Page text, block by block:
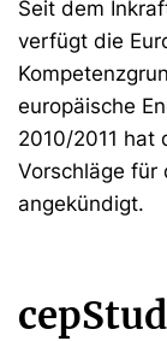
Seit dem
verfügt die
europäische
2010/2011 hat
Vorschläge für
angekündigt.